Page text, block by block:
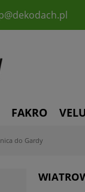
FAKRO
do Gardy